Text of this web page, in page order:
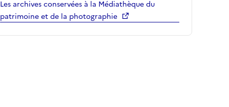
Les archives conservées à la Médiathèque du
patrimoine et de la photographie